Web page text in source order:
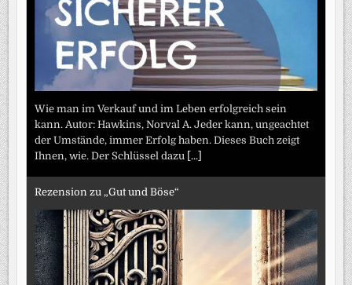
Wie man im Verkauf und im Leben erfolgreich sein
kann. Autor: Hawkins, Norval A. Jeder kann, ungeachtet
der Umstände, immer Erfolg haben. Dieses Buch zeigt
Ihnen, wie. Der Schlüssel dazu
[...]
Rezension zu „Gut und Böse“